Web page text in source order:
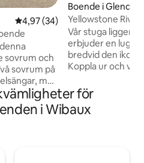
4,97 av 5 i genomsnittligt
4,97 (34)
sovrum och
sovrum på
med
futon.
(inget
Boende i Glendive
Yellowstone River
Vår stuga ligger
erbjuder en lugn
bredvid den
Koppla ur och
upplevelse, vår
naturen med
ranching, jakt,
för
i Wibaux